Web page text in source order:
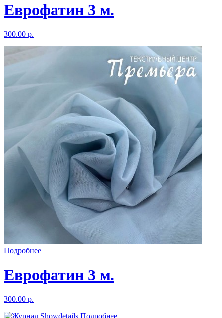
Еврофатин 3 м.
300.00 р.
Подробнее
Еврофатин 3 м.
300.00 р.
Подробнее